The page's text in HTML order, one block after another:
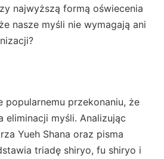
najwyższą formą oświecenia
nasze myśli nie wymagają ani
popularnemu przekonaniu, że
eliminacji myśli. Analizując
Yueh Shana oraz pisma
triadę shiryo, fu shiryo i